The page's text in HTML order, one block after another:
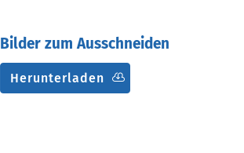
Bilder zum Ausschneiden
Herunterladen